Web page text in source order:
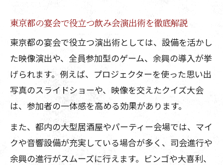
東京都の宴会で役立つ飲み会演出術を徹底解説
東京都の宴会で役立つ演出術としては、設備を活かし
た映像演出や、全員参加型のゲーム、余興の導入が挙
げられます。例えば、プロジェクターを使った思い出
写真のスライドショーや、映像を交えたクイズ大会
は、参加者の一体感を高める効果があります。
また、都内の大型居酒屋やパーティー会場では、マイ
クや音響設備が充実している場合が多く、司会進行や
余興の進行がスムーズに行えます。ビンゴや大喜利、